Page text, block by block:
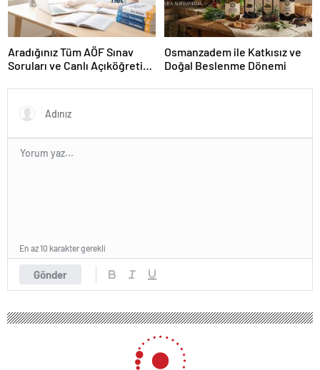
Aradığınız Tüm AÖF Sınav
Soruları ve Canlı Açıköğretim
Osmanzadem ile Katkısız ve
Doğal Beslenme Dönemi
Gönder
En az 10 karakter gerekli